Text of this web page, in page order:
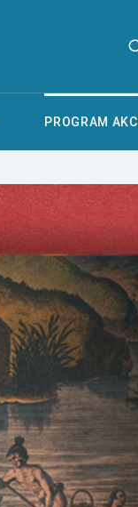
PROGRAM AKCÍ